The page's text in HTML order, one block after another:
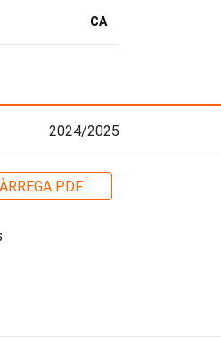
CA
2024/2025
PDF